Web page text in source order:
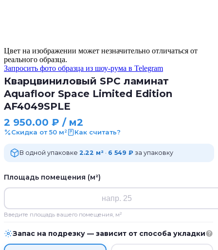
Цвет на изображении может незначительно отличаться от
реального образца.
Запросить фото образца из шоу-рума в Telegram
Кварцвиниловый SPC ламинат
Aquafloor Space Limited Edition
AF4049SPLE
2 950.00 ₽ / м2
Скидка от 50 м² Как считать?
В одной упаковке 2.22 м² · 6 549 ₽ за упаковку
Площадь помещения (м²)
Введите площадь вашего помещения, м²
Запас на подрезку — зависит от способа укладки